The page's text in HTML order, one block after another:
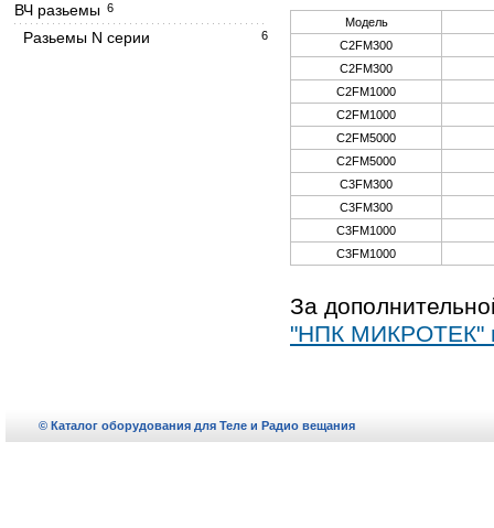
6
ВЧ разьемы
6
Разьемы N серии
Модель
C2FM300
C2FM300
C2FM1000
C2FM1000
C2FM5000
C2FM5000
C3FM300
C3FM300
C3FM1000
C3FM1000
За
"НПК МИКРОТЕК"
© Каталог оборудования для Теле и Радио вещания